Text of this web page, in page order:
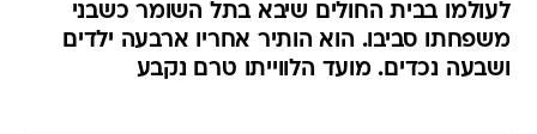
לעולמו בבית החולים שיבא בתל השומר כשבני
משפחתו סביבו. הוא הותיר אחריו ארבעה ילדים
ושבעה נכדים. מועד הלווייתו טרם נקבע